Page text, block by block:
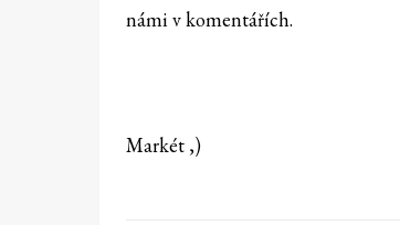
námi v komentářích.
Markét ,)